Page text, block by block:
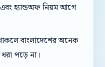
এবং হ্যান্ডঅফ নিয়ম আগে
বাংলাদেশের অনেক
পড়ে না।